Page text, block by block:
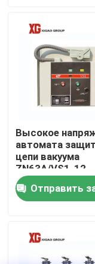
Путешествие
Проверка
Свяжитесь мы
Спросите
Переключатель
Свитчгеар
Высокое
автомата
цепи вакуума
ZN63A/VS1-12
крытое 12kV SF6
Отправить